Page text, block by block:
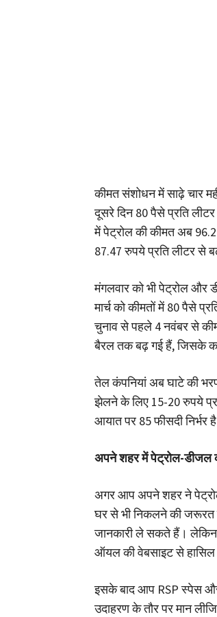
कीमत संशोधन में साढ़े चार
दूसरे दिन 80 पैसे प्रति
में पेट्रोल की कीमत अब
87.47 रुपये प्रति लीटर से
मंगलवार को भी पेट्रोल और
मार्च को कीमतों में 80 पैसे
चुनाव से पहले 4 नवंबर से
बैरल तक बढ़ गई हैं, जिसके
तेल कंपनियां अब घाटे की
झेलने के लिए 15-20 रुपये
आयात पर 85 फीसदी निर्भर
अपने शहर में पेट्रोल-डीजल
अगर आप अपने शहर ने
घर से भी निकलने की जरूरत
जानकारी ले सकते हैं।
ऑयल की वेबसाइट से
इसके बाद आप RSP स्पेस
उदाहरण के तौर पर मान